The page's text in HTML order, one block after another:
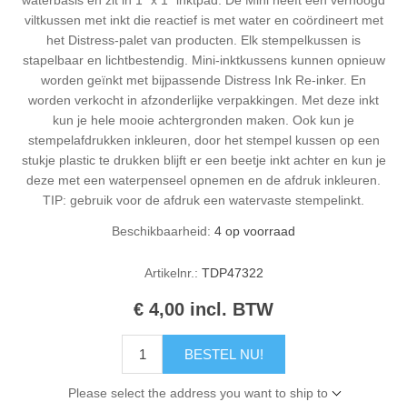
viltkussen met inkt die reactief is met water en coördineert met
het Distress-palet van producten. Elk stempelkussen is
stapelbaar en lichtbestendig. Mini-inktkussens kunnen opnieuw
worden geïnkt met bijpassende Distress Ink Re-inker. En
worden verkocht in afzonderlijke verpakkingen. Met deze inkt
kun je hele mooie achtergronden maken. Ook kun je
stempelafdrukken inkleuren, door het stempel kussen op een
stukje plastic te drukken blijft er een beetje inkt achter en kun je
deze met een waterpenseel opnemen en de afdruk inkleuren.
TIP: gebruik voor de afdruk een watervaste stempelinkt.
Beschikbaarheid: 4 op voorraad
Artikelnr.: TDP47322
€ 4,00 incl. BTW
BESTEL NU!
Please select the address you want to ship to